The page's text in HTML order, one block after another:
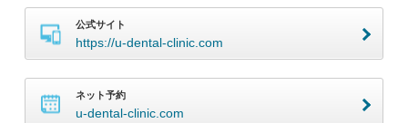
公式サイト
https://u-dental-clinic.com
ネット予約
u-dental-clinic.com